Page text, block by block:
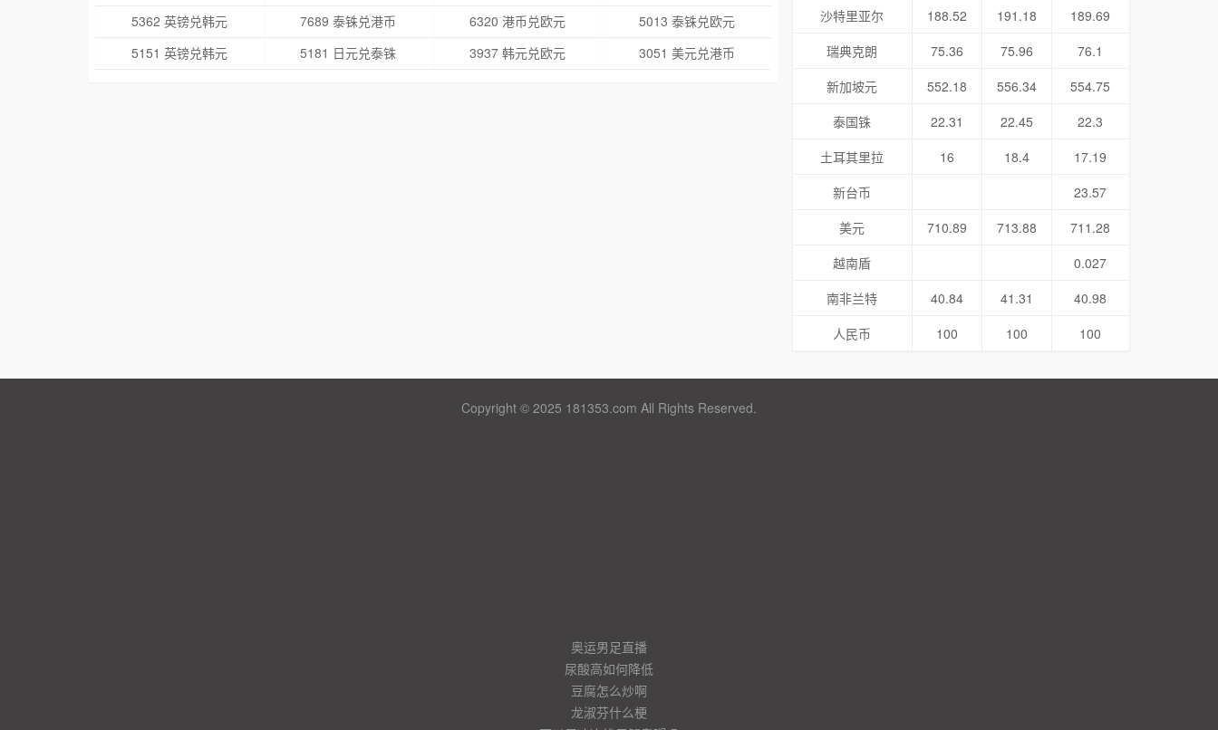
5362 英镑兑韩元
7689 泰铢兑港币 6320 港币兑欧元
5013 泰铢兑欧元
5151 英镑兑韩元
5181 日元兑泰铢 3937 韩元兑欧元 3051 美元兑港币
沙特里亚尔
188.52 191.18
189.69
瑞典克朗
75.36 75.96
76.1
新加坡元
552.18 556.34
554.75
泰国铢
22.31 22.45
22.3
土耳其里拉
16 18.4
17.19
新台币
23.57
美元
710.89 713.88
711.28
越南盾
0.027
南非兰特
40.84 41.31
40.98
人民币
100 100 100
Copyright © 2025 181353.com All Rights Reserved.
奥运男足直播
尿酸高如何降低
豆腐怎么炒啊
龙淑芬什么梗